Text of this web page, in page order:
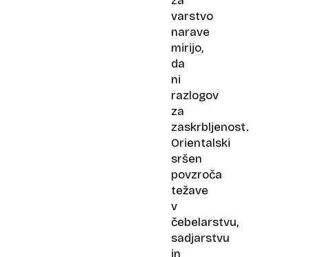
varstvo
narave
mirijo,
da
ni
razlogov
za
zaskrbljenost.
Orientalski
sršen
povzroča
težave
v
čebelarstvu,
sadjarstvu
in